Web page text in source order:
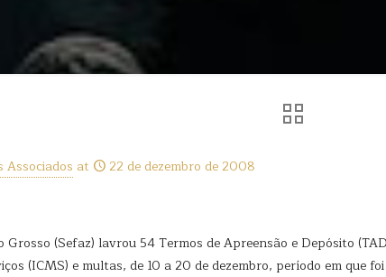
Associados at 22 de dezembro de 2008
(Sefaz) lavrou 54 Termos de Apreensão e Depósito
(ICMS) e multas, de 10 a 20 de dezembro, período em que